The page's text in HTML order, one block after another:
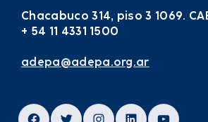
Chacabuco 314, piso 3 1069.
+ 54 11 4331 1500
adepa@adepa.org.ar
Facebook
TwitterInstagram
LinkedInYouTube